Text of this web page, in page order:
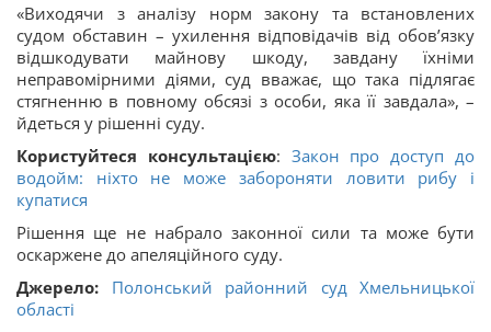
«Виходячи з аналізу норм закону та встановлених
судом обставин – ухилення відповідачів від обов’язку
відшкодувати майнову шкоду, завдану їхніми
неправомірними діями, суд вважає, що така підлягає
стягненню в повному обсязі з особи, яка її завдала», –
йдеться у рішенні суду.
Користуйтеся консультацією: Закон про доступ до
водойм: ніхто не може забороняти ловити рибу і
купатися
Рішення ще не набрало законної сили та може бути
оскаржене до апеляційного суду.
Джерело: Полонський районний суд Хмельницької
області